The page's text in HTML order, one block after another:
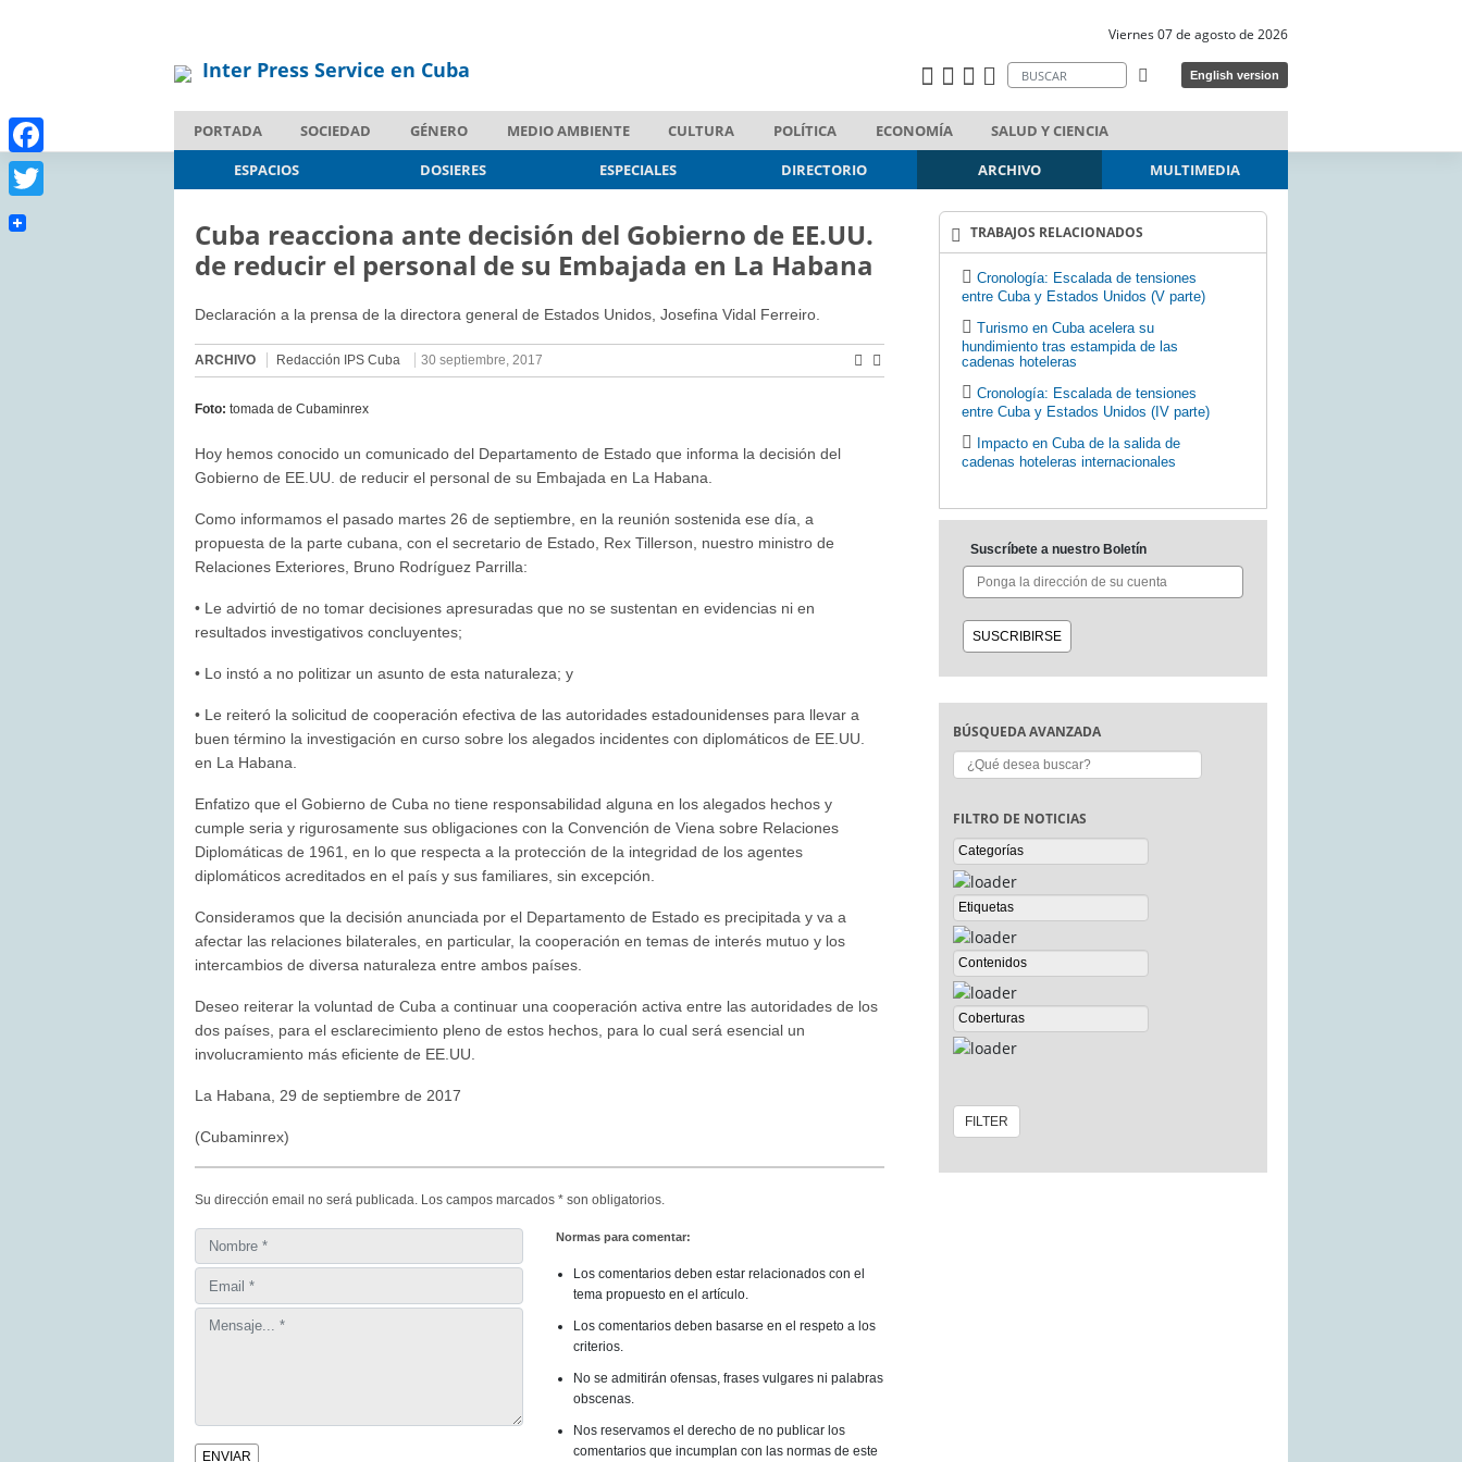
Viernes 07 de agosto de 2026
Inter Press Service en Cuba English version
PORTADA SOCIEDAD GÉNERO MEDIO AMBIENTE CULTURA POLÍTICA ECONOMÍA
SALUD Y CIENCIA
ESPACIOS
DOSIERES ESPECIALES DIRECTORIO ARCHIVO MULTIMEDIA
Cuba reacciona ante decisión del Gobierno de EE.UU.
de reducir el personal de su Embajada en La Habana
Declaración a la prensa de la directora general de Estados Unidos, Josefina Vidal Ferreiro.
ARCHIVO Redacción IPS Cuba 30 septiembre, 2017
Foto:tomada de Cubaminrex
Hoy hemos conocido un comunicado del Departamento de Estado que informa la decisión del
Gobierno de EE.UU. de reducir el personal de su Embajada en La Habana.
Como informamos el pasado martes 26 de septiembre, en la reunión sostenida ese día, a
propuesta de la parte cubana, con el secretario de Estado, Rex Tillerson, nuestro ministro de
Relaciones Exteriores, Bruno Rodríguez Parrilla:
• Le advirtió de no tomar decisiones apresuradas que no se sustentan en evidencias ni en
resultados investigativos concluyentes;
• Lo instó a no politizar un asunto de esta naturaleza; y
• Le reiteró la solicitud de cooperación efectiva de las autoridades estadounidenses para llevar a
buen término la investigación en curso sobre los alegados incidentes con diplomáticos de EE.UU.
en La Habana.
Enfatizo que el Gobierno de Cuba no tiene responsabilidad alguna en los alegados hechos y
cumple seria y rigurosamente sus obligaciones con la Convención de Viena sobre Relaciones
Diplomáticas de 1961, en lo que respecta a la protección de la integridad de los agentes
diplomáticos acreditados en el país y sus familiares, sin excepción.
Consideramos que la decisión anunciada por el Departamento de Estado es precipitada y va a
afectar las relaciones bilaterales, en particular, la cooperación en temas de interés mutuo y los
intercambios de diversa naturaleza entre ambos países.
Deseo reiterar la voluntad de Cuba a continuar una cooperación activa entre las autoridades de los
dos países, para el esclarecimiento pleno de estos hechos, para lo cual será esencial un
involucramiento más eficiente de EE.UU.
La Habana, 29 de septiembre de 2017
(Cubaminrex)
Su dirección email no será publicada. Los campos marcados * son obligatorios.
Normas para comentar:
Los comentarios deben estar relacionados con el
tema propuesto en el artículo.
Los comentarios deben basarse en el respeto a los
criterios.
No se admitirán ofensas, frases vulgares ni palabras
obscenas.
Nos reservamos el derecho de no publicar los
comentarios que incumplan con las normas de este
TRABAJOS RELACIONADOS
Cronología: Escalada de tensiones
entre Cuba y Estados Unidos (V parte)
Turismo en Cuba acelera su
hundimiento tras estampida de las
cadenas hoteleras
Cronología: Escalada de tensiones
entre Cuba y Estados Unidos (IV parte)
Impacto en Cuba de la salida de
cadenas hoteleras internacionales
Suscríbete a nuestro Boletín
BÚSQUEDA AVANZADA
Buscar:
FILTRO DE NOTICIAS
Facebook
Twitter